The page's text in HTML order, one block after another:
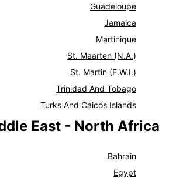
Guadeloupe
Jamaica
Martinique
St. Maarten (N.A.)
St. Martin (F.W.I.)
Trinidad And Tobago
Turks And Caicos Islands
East - North Africa
Bahrain
Egypt